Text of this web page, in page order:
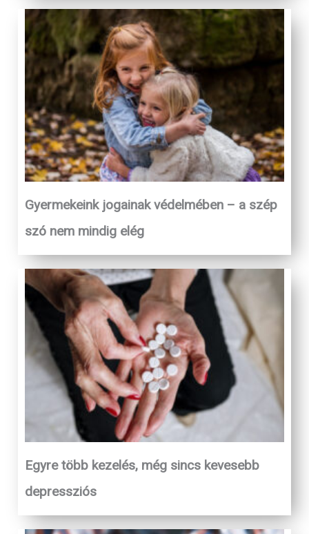
Gyermekeink jogainak védelmében – a szép
szó nem mindig elég
Egyre több kezelés, még sincs kevesebb
depressziós